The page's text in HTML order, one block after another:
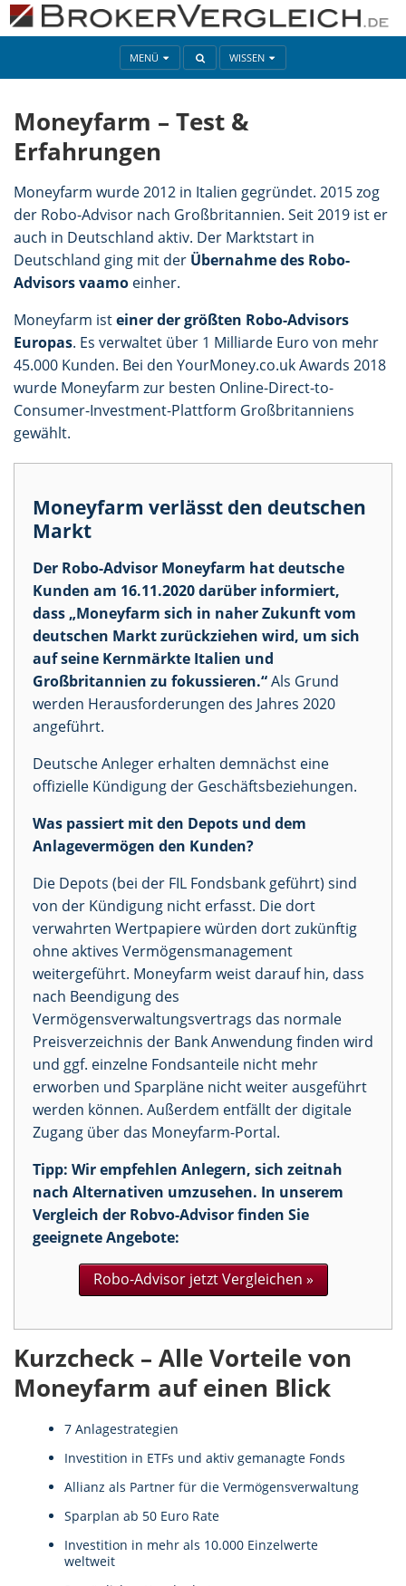
MENÜ WISSEN
Moneyfarm – Test &
Erfahrungen
Moneyfarm wurde 2012 in Italien gegründet. 2015 zog
der Robo-Advisor nach Großbritannien. Seit 2019 ist er
auch in Deutschland aktiv. Der Marktstart in
Deutschland ging mit der Übernahme des Robo-
Advisors vaamo einher.
Moneyfarm isteiner der größten Robo-Advisors
Europas. Es verwaltet über 1 Milliarde Euro von mehr
45.000 Kunden. Bei den YourMoney.co.uk Awards 2018
wurde Moneyfarm zur besten Online-Direct-to-
Consumer-Investment-Plattform Großbritanniens
gewählt.
Moneyfarm verlässt den deutschen
Markt
Der Robo-Advisor Moneyfarm hat deutsche
Kunden am 16.11.2020 darüber informiert,
dass „Moneyfarm sich in naher Zukunft vom
deutschen Markt zurückziehen wird, um sich
auf seine Kernmärkte Italien und
Großbritannien zu fokussieren.“Als Grund
werden Herausforderungen des Jahres 2020
angeführt.
Deutsche Anleger erhalten demnächst eine
offizielle Kündigung der Geschäftsbeziehungen.
Was passiert mit den Depots und dem
Anlagevermögen den Kunden?
Die Depots (bei der FIL Fondsbank geführt) sind
von der Kündigung nicht erfasst. Die dort
verwahrten Wertpapiere würden dort zukünftig
ohne aktives Vermögensmanagement
weitergeführt. Moneyfarm weist darauf hin, dass
nach Beendigung des
Vermögensverwaltungsvertrags das normale
Preisverzeichnis der Bank Anwendung finden wird
und ggf. einzelne Fondsanteile nicht mehr
erworben und Sparpläne nicht weiter ausgeführt
werden können. Außerdem entfällt der digitale
Zugang über das Moneyfarm-Portal.
Tipp: Wir empfehlen Anlegern, sich zeitnah
nach Alternativen umzusehen. In unserem
Vergleich der Robvo-Advisor finden Sie
geeignete Angebote:
Robo-Advisor jetzt Vergleichen»
Kurzcheck – Alle Vorteile von
Moneyfarm auf einen Blick
7 Anlagestrategien
Investition in ETFs und aktiv gemanagte Fonds
Allianz als Partner für die Vermögensverwaltung
Sparplan ab 50 Euro Rate
Investition in mehr als 10.000 Einzelwerte
weltweit